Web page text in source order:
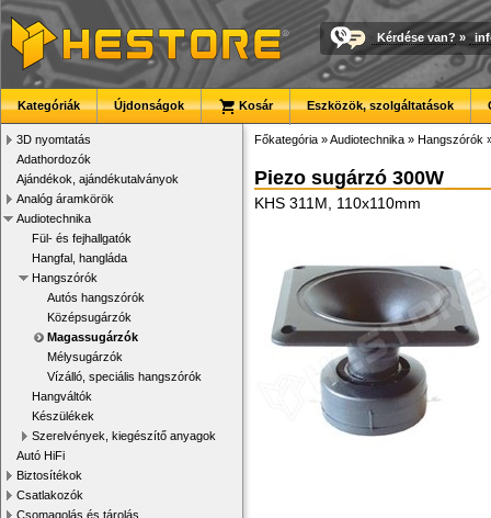
Kérdése van? »
Kategóriák Újdonságok Kosár Eszközök, szolgáltatások
3D nyomtatás
Adathordozók
Ajándékok, ajándékutalványok
Analóg áramkörök
Audiotechnika
Fül- és fejhallgatók
Hangfal, hangláda
Hangszórók
Autós hangszórók
Középsugárzók
Magassugárzók
Mélysugárzók
Vízálló, speciális hangszórók
Hangváltók
Készülékek
Szerelvények, kiegészítő anyagok
Autó HiFi
Biztosítékok
Csatlakozók
Csomagolás és tárolás
Főkategória »Audiotechnika » Hangszórók
Piezo sugárzó 300W
KHS 311M, 110x110mm